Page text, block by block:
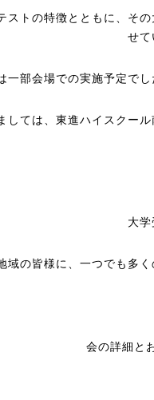
ストの特徴とともに、そ
せて
一部会場での実施予定で
しては、東進ハイスクー
大学
域の皆様に、一つでも多
会の詳細と